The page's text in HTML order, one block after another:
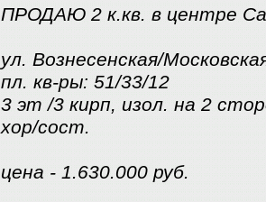
ПРОДАЮ 2 к.кв. в центре
ул. Вознесенская/
пл. кв-ры: 51/33/12
3 эт /3 кирп, изол. на 2
хор/сост.
цена - 1.630.000 руб.